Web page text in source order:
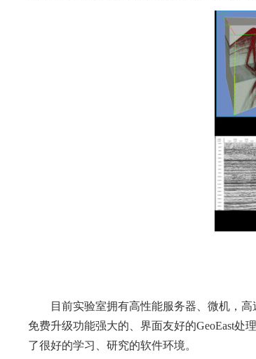
目前实验室拥有高性能服务器、微机，
免费升级功能强大的、界面友好的GeoEast处
了很好的学习、研究的软件环境。